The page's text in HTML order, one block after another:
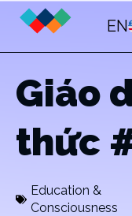
EN
Giáo
thức
Education &
Consciousness